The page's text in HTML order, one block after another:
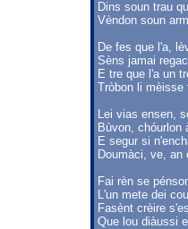
Dins soun trau
Vèndon soun
De fes que l'a,
Sèns jamai
E tre que l'a un
Tròbon li mèisse
Lei vias ensen,
Bùvon, chóurlon
E segur si
Doumàci, ve, an
Fai rèn se
L'un mete dei
Fasènt crèire
Que lou diàussi